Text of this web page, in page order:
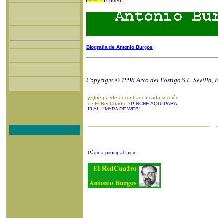
Biografía de Antonio Burgos
Copyright © 1998 Arco del Postigo S.L. Sevilla,
¿ Qué puede encontrar en cada sección
de El RedCuadro ?PINCHE AQUI PARA
IR AL "MAPA DE WEB"
Página principal-Inicio